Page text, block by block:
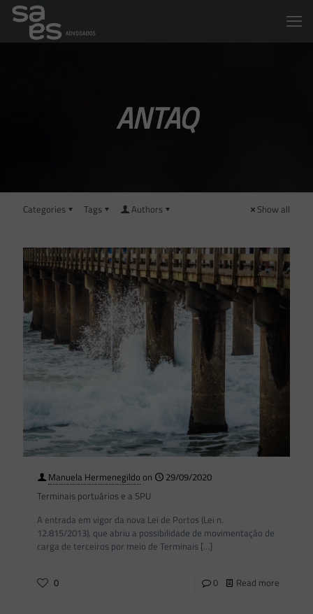
ANTAQ
Categories Tags Authors Show all
Manuela Hermenegildo on
29/09/2020
Terminais portuários e a SPU
A entrada em vigor da nova Lei de Portos (Lei n.
12.815/2013), que abriu a possibilidade de movimentação de
carga de terceiros por meio de Terminais […]
0 0 Read more